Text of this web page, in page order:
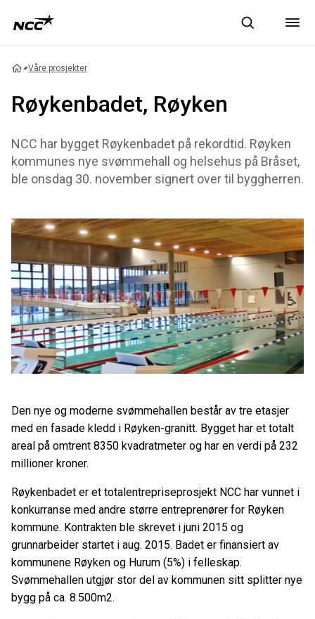
Våre prosjekter
Røykenbadet, Røyken
NCC har bygget Røykenbadet på rekordtid. Røyken
kommunes nye svømmehall og helsehus på Bråset,
ble onsdag 30. november signert over til byggherren.
Den nye og moderne svømmehallen består av tre etasjer
med en fasade kledd i Røyken-granitt. Bygget har et totalt
areal på omtrent 8350 kvadratmeter og har en verdi på 232
millioner kroner.
Røykenbadet er et totalentrepriseprosjekt NCC har vunnet i
konkurranse med andre større entreprenører for Røyken
kommune. Kontrakten ble skrevet i juni 2015 og
grunnarbeider startet i aug. 2015. Badet er finansiert av
kommunene Røyken og Hurum (5%) i felleskap.
Svømmehallen utgjør stor del av kommunen sitt splitter nye
bygg på ca. 8.500m2.